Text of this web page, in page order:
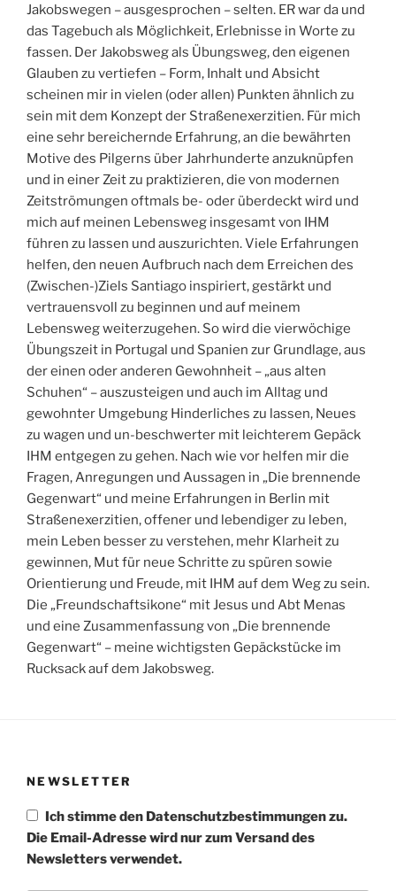
Jakobswegen – ausgesprochen – selten. ER war da und
das Tagebuch als Möglichkeit, Erlebnisse in Worte zu
fassen. Der Jakobsweg als Übungsweg, den eigenen
Glauben zu vertiefen – Form, Inhalt und Absicht
scheinen mir in vielen (oder allen) Punkten ähnlich zu
sein mit dem Konzept der Straßenexerzitien. Für mich
eine sehr bereichernde Erfahrung, an die bewährten
Motive des Pilgerns über Jahrhunderte anzuknüpfen
und in einer Zeit zu praktizieren, die von modernen
Zeitströmungen oftmals be- oder überdeckt wird und
mich auf meinen Lebensweg insgesamt von IHM
führen zu lassen und auszurichten. Viele Erfahrungen
helfen, den neuen Aufbruch nach dem Erreichen des
(Zwischen-)Ziels Santiago inspiriert, gestärkt und
vertrauensvoll zu beginnen und auf meinem
Lebensweg weiterzugehen. So wird die vierwöchige
Übungszeit in Portugal und Spanien zur Grundlage, aus
der einen oder anderen Gewohnheit – „aus alten
Schuhen“ – auszusteigen und auch im Alltag und
gewohnter Umgebung Hinderliches zu lassen, Neues
zu wagen und un-beschwerter mit leichterem Gepäck
IHM entgegen zu gehen. Nach wie vor helfen mir die
Fragen, Anregungen und Aussagen in „Die brennende
Gegenwart“ und meine Erfahrungen in Berlin mit
Straßenexerzitien, offener und lebendiger zu leben,
mein Leben besser zu verstehen, mehr Klarheit zu
gewinnen, Mut für neue Schritte zu spüren sowie
Orientierung und Freude, mit IHM auf dem Weg zu sein.
Die „Freundschaftsikone“ mit Jesus und Abt Menas
und eine Zusammenfassung von „Die brennende
Gegenwart“ – meine wichtigsten Gepäckstücke im
Rucksack auf dem Jakobsweg.
NEWSLETTER
Ich stimme den Datenschutzbestimmungen zu.
Die Email-Adresse wird nur zum Versand des
Newsletters verwendet.